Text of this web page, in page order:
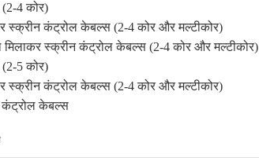
4 कोर)
कंट्रोल केबल्स (2-4 कोर और मल्टीकोर)
स्क्रीन कंट्रोल केबल्स (2-4 कोर और मल्टीकोर)
5 कोर)
कंट्रोल केबल्स (2-4 कोर और मल्टीकोर)
कंट्रोल केबल्स